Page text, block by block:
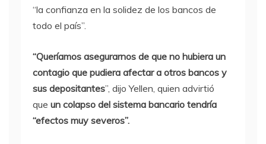
“la confianza en la solidez de los bancos de
todo el país”.
“Queríamos asegurarnos de que no hubiera un
contagio que pudiera afectar a otros bancos y
sus depositantes”, dijo Yellen, quien advirtió
que un colapso del sistema bancario tendría
“efectos muy severos”.